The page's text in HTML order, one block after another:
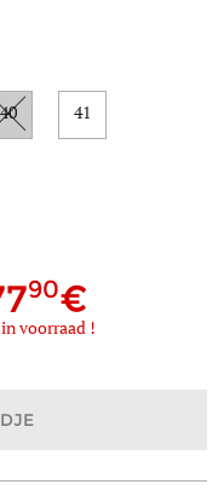
40 41
90
voorraad !